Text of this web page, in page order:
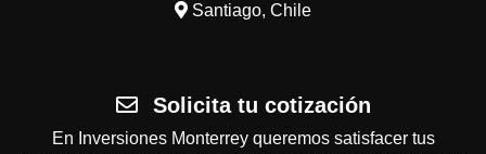
Santiago, Chile
Solicita tu cotización
En Inversiones Monterrey queremos satisfacer tus